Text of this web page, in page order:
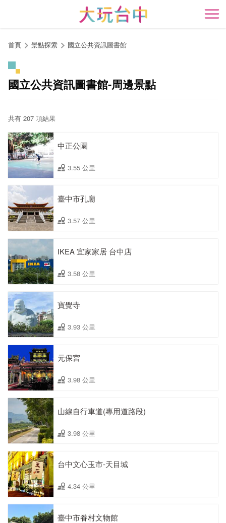
開
首頁 景點探索 國立公共資訊圖書館
國立公共資訊圖書館-周邊景點
共有 207 項結果
中正公園
3.55 公里
臺中市孔廟
3.57 公里
IKEA 宜家家居 台中店
3.58 公里
寶覺寺
3.93 公里
元保宮
3.98 公里
山線自行車道(專用道路段)
3.98 公里
台中文心玉市-天目城
4.34 公里
臺中市眷村文物館